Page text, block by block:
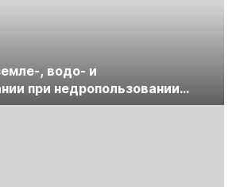
, водо- и
при недропользовании
«ПравоТЭК»